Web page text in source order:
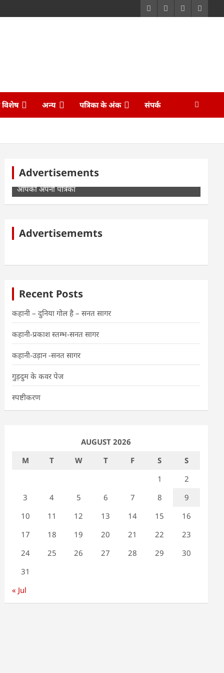
विशेष अन्य पत्रिका के अंक संपर्क
Advertisements
बस्तर पाति
आपकी अपनी पत्रिका
Advertisememts
Recent Posts
कहानी – दुनिया गोल है – सनत सागर
कहानी-प्रकाश स्तम्भ-सनत सागर
कहानी-उड़ान -सनत सागर
गुड़दुम के कवर पेज
स्पष्टीकरण
AUGUST 2026
M
T W T F S
S
1
2
3
4 5 6 7 8
9
10
11 12 13 14 15
16
17
18 19 20 21 22
23
24
25 26 27 28 29
30
31
« Jul